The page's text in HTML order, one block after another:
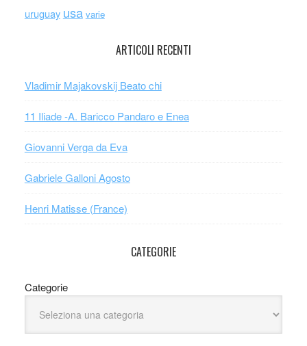
uruguay usa varie
ARTICOLI RECENTI
Vladimir Majakovskij Beato chi
11 Iliade -A. Baricco Pandaro e Enea
Giovanni Verga da Eva
Gabriele Galloni Agosto
Henri Matisse (France)
CATEGORIE
Categorie